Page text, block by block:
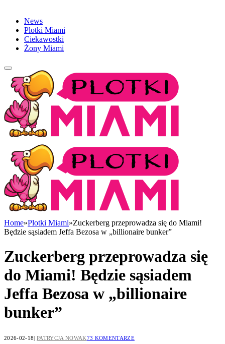
News
Plotki Miami
Ciekawostki
Żony Miami
Home»Plotki Miami»Zuckerberg przeprowadza się do Miami!
Będzie sąsiadem Jeffa Bezosa w „billionaire bunker”
Zuckerberg przeprowadza się
do Miami! Będzie sąsiadem
Jeffa Bezosa w „billionaire
bunker”
2026-02-18 PATRYCJA NOWAK73 KOMENTARZE